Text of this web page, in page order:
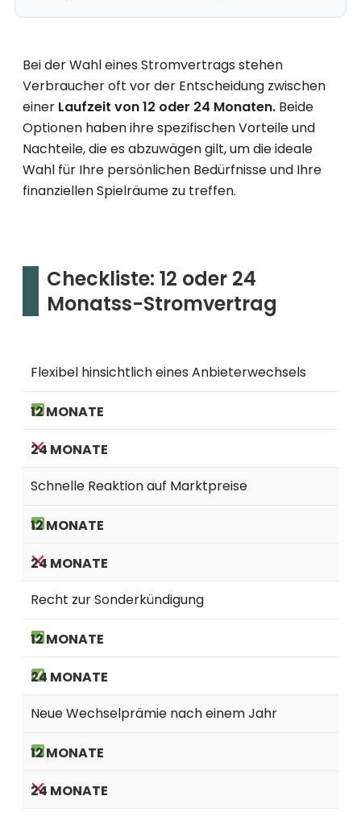
Bei der Wahl eines Stromvertrags stehen
Verbraucher oft vor der Entscheidung zwischen
einer Laufzeit von 12 oder 24 Monaten. Beide
Optionen haben ihre spezifischen Vorteile und
Nachteile, die es abzuwägen gilt, um die ideale
Wahl für Ihre persönlichen Bedürfnisse und Ihre
finanziellen Spielräume zu treffen.
Checkliste: 12 oder 24
Monatss-Stromvertrag
Flexibel hinsichtlich eines Anbieterwechsels
Schnelle Reaktion auf Marktpreise
Recht zur Sonderkündigung
Neue Wechselprämie nach einem Jahr